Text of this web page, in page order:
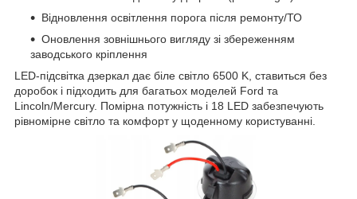
Відновлення освітлення порога після ремонту/ТО
Оновлення зовнішнього вигляду зі збереженням
заводського кріплення
LED-підсвітка дзеркал дає біле світло 6500 K, ставиться без
доробок і підходить для багатьох моделей Ford та
Lincoln/Mercury. Помірна потужність і 18 LED забезпечують
рівномірне світло та комфорт у щоденному користуванні.